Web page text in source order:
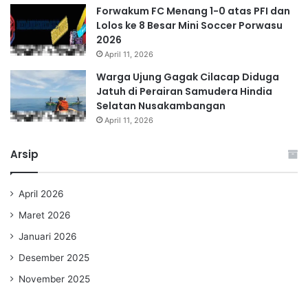
Forwakum FC Menang 1-0 atas PFI dan
Lolos ke 8 Besar Mini Soccer Porwasu
2026
April 11, 2026
Warga Ujung Gagak Cilacap Diduga
Jatuh di Perairan Samudera Hindia
Selatan Nusakambangan
April 11, 2026
Arsip
April 2026
Maret 2026
Januari 2026
Desember 2025
November 2025